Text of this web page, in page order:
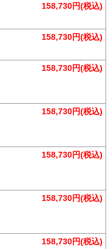
158,730円(税込)
158,730円(税込)
158,730円(税込)
158,730円(税込)
158,730円(税込)
158,730円(税込)
158,730円(税込)